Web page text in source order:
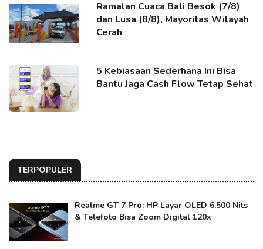
Ramalan Cuaca Bali Besok (7/8)
dan Lusa (8/8), Mayoritas Wilayah
Cerah
5 Kebiasaan Sederhana Ini Bisa
Bantu Jaga Cash Flow Tetap Sehat
TERPOPULER
Realme GT 7 Pro: HP Layar OLED 6.500 Nits
& Telefoto Bisa Zoom Digital 120x